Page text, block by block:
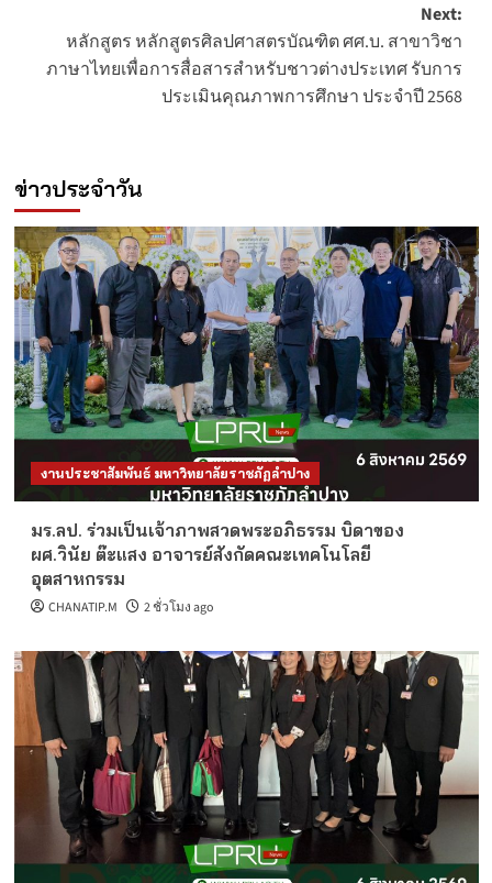
Next:
หลักสูตร หลักสูตรศิลปศาสตรบัณฑิต ศศ.บ. สาขาวิชา
ภาษาไทยเพื่อการสื่อสารสำหรับชาวต่างประเทศ รับการ
ประเมินคุณภาพการศึกษา ประจำปี 2568
ข่าวประจำวัน
งานประชาสัมพันธ์ มหาวิทยาลัยราชภัฏลำปาง
มร.ลป. ร่วมเป็นเจ้าภาพสวดพระอภิธรรม บิดาของ
ผศ.วินัย ต๊ะแสง อาจารย์สังกัดคณะเทคโนโลยี
อุตสาหกรรม
CHANATIP.M 2 ชั่วโมง ago